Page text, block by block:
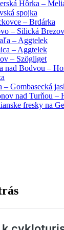
Hôrka –
spojka
– Brdárka
– Silická
– Aggtelek
– Aggtelek
– Szögliget
nad Bodvou –
– Gombasecká
nad Turňou
fresky na